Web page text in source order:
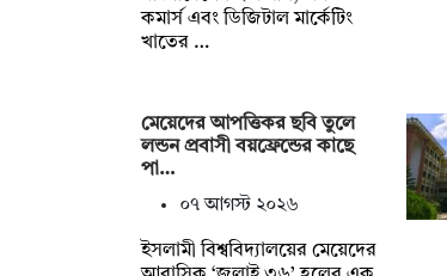
কমার্স এবং ডিজিটাল মার্কেটিং
খাতের …
মেয়েদের আপত্তিকর ছবি তুলে
লন্ডন প্রবাসী বয়ফ্রেন্ডের কাছে
পা…
০৭ আগস্ট ২০২৬
ইসলামী বিশ্ববিদ্যালয়ের মেয়েদের